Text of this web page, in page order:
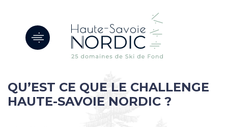
QU’EST CE QUE LE CHALLENGE
HAUTE-SAVOIE NORDIC ?